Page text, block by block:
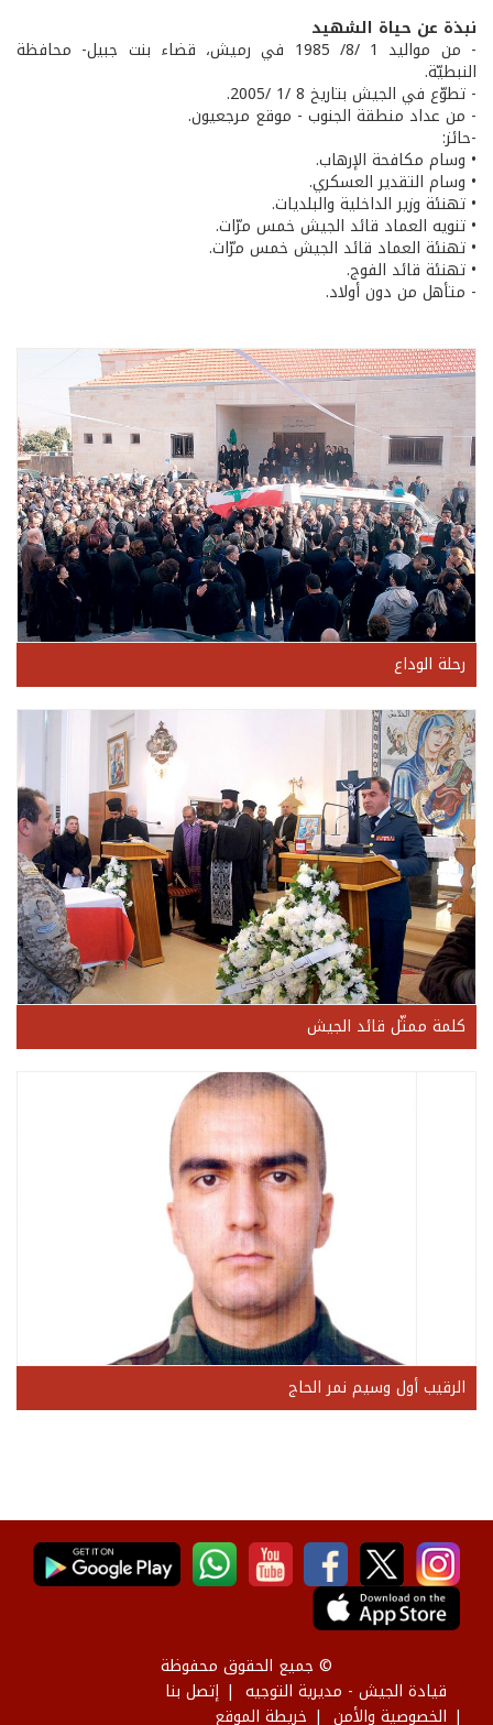
نبذة عن حياة الشهيد
- من مواليد 1 /8/ 1985 في رميش، قضاء بنت جبيل- محافظة
النبطيّة.
- تطوّع في الجيش بتاريخ 8 /1 /2005.
- من عداد منطقة الجنوب - موقع مرجعيون.
-حائز:
• وسام مكافحة الإرهاب.
• وسام التقدير العسكري.
• تهنئة وزير الداخلية والبلديات.
• تنويه العماد قائد الجيش خمس مرّات.
• تهنئة العماد قائد الجيش خمس مرّات.
• تهنئة قائد الفوج.
- متأهل من دون أولاد.
رحلة الوداع
كلمة ممثّل قائد الجيش
الرقيب أول وسيم نمر الحاج
© جميع الحقوق محفوظة
قيادة الجيش - مديرية التوجيه
إتصل بنا
الخصوصية والأمن
خريطة الموقع